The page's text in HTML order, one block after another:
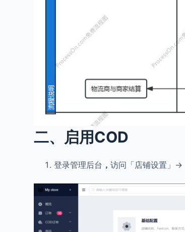
二、启用COD
登录管理后台 ，访问「店铺设置」→